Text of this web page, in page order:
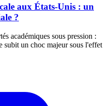
aux États-Unis : un
?
académiques sous pression :
subit un choc majeur sous l'effet